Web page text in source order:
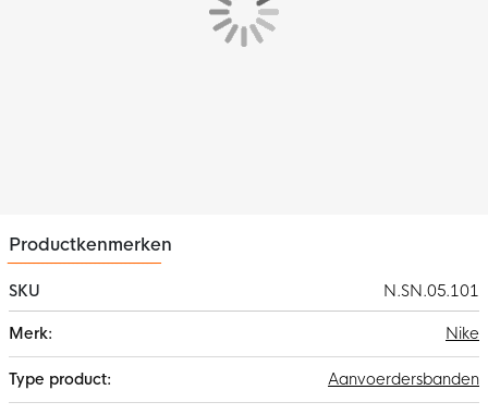
Productkenmerken
SKU
N.SN.05.101
informatie
Nike
Aanvoerdersbanden